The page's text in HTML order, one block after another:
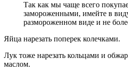
Так как мы чаще всего
замороженными, имейте в
размороженном виде и не
Яйца нарезать поперек колечками.
Лук тоже нарезать кольцами и
маслом.